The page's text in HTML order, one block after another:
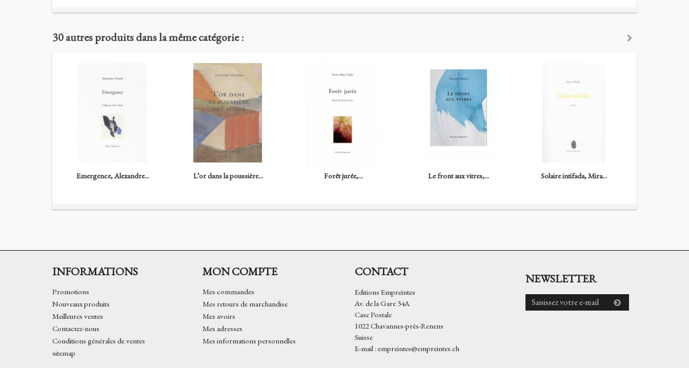
30 autres produits dans la même catégorie :
Emergence, Alexandre... L’or dans la poussière... Forêt jurée,... Le front aux vitres,... Solaire intifada, Mira...
INFORMATIONS
Promotions
Nouveaux produits
Meilleures ventes
Contactez-nous
Conditions générales de ventes
sitemap
MON COMPTE
Mes commandes
Mes retours de marchandise
Mes avoirs
Mes adresses
Mes informations personnelles
CONTACT
Editions Empreintes
Av. de la Gare 34A
Case Postale
1022 Chavannes-près-Renens
E-mail : empreintes@empreintes.ch
NEWSLETTER